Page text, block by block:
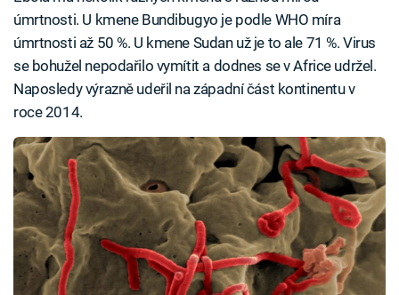
úmrtnosti. U kmene Bundibugyo je podle WHO míra
úmrtnosti až 50 %. U kmene Sudan už je to ale 71 %. Virus
se bohužel nepodařilo vymítit a dodnes se v Africe udržel.
Naposledy výrazně udeřil na západní část kontinentu v
roce 2014.